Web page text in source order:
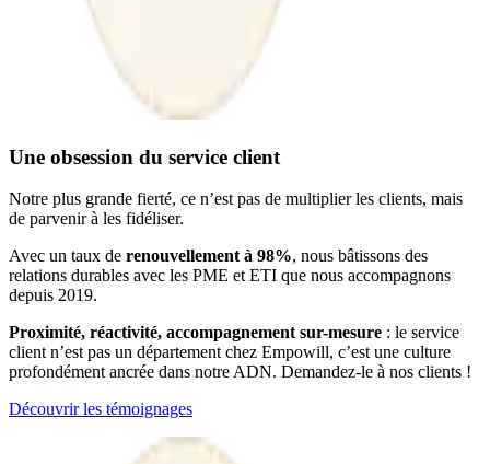
Une obsession du service client
Notre plus grande fierté, ce n’est pas de multiplier les clients, mais
de parvenir à les fidéliser.
Avec un taux de renouvellement à 98%, nous bâtissons des
relations durables avec les PME et ETI que nous accompagnons
depuis 2019.
Proximité, réactivité, accompagnement sur-mesure : le service
client n’est pas un département chez Empowill, c’est une culture
profondément ancrée dans notre ADN. Demandez-le à nos clients !
Découvrir les témoignages